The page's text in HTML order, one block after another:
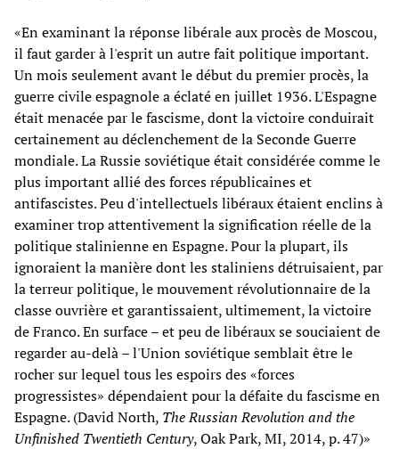
«En examinant la réponse libérale aux procès de Moscou,
il faut garder à l'esprit un autre fait politique important.
Un mois seulement avant le début du premier procès, la
guerre civile espagnole a éclaté en juillet 1936. L'Espagne
était menacée par le fascisme, dont la victoire conduirait
certainement au déclenchement de la Seconde Guerre
mondiale. La Russie soviétique était considérée comme le
plus important allié des forces républicaines et
antifascistes. Peu d'intellectuels libéraux étaient enclins à
examiner trop attentivement la signification réelle de la
politique stalinienne en Espagne. Pour la plupart, ils
ignoraient la manière dont les staliniens détruisaient, par
la terreur politique, le mouvement révolutionnaire de la
classe ouvrière et garantissaient, ultimement, la victoire
de Franco. En surface – et peu de libéraux se souciaient de
regarder au-delà – l'Union soviétique semblait être le
rocher sur lequel tous les espoirs des «forces
progressistes» dépendaient pour la défaite du fascisme en
Espagne. (David North, The Russian Revolution and the
Unfinished Twentieth Century, Oak Park, MI, 2014, p. 47)»